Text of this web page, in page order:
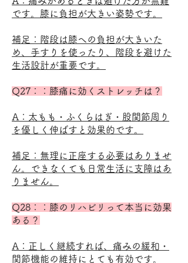
です。膝に負担が大きい姿勢です。
補足：階段は膝への負担が大きいた
め、手すりを使ったり、階段を避けた
生活設計が重要です。
Q27：：膝痛に効くストレッチは？
A：太もも・ふくらはぎ・股関節周り
を優しく伸ばすと効果的です。
補足：無理に正座する必要はありませ
ん。できなくても日常生活に支障はあ
りません。
Q28：：膝のリハビリって本当に効果
ある？
A：正しく継続すれば、痛みの緩和・
関節機能の維持にとても有効です。